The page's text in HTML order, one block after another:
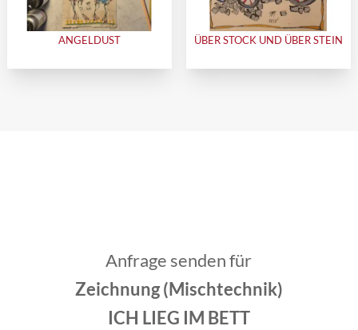
ANGELDUST ÜBER STOCK UND ÜBER STEIN
Anfrage senden für
Zeichnung (Mischtechnik)
ICH LIEG IM BETT